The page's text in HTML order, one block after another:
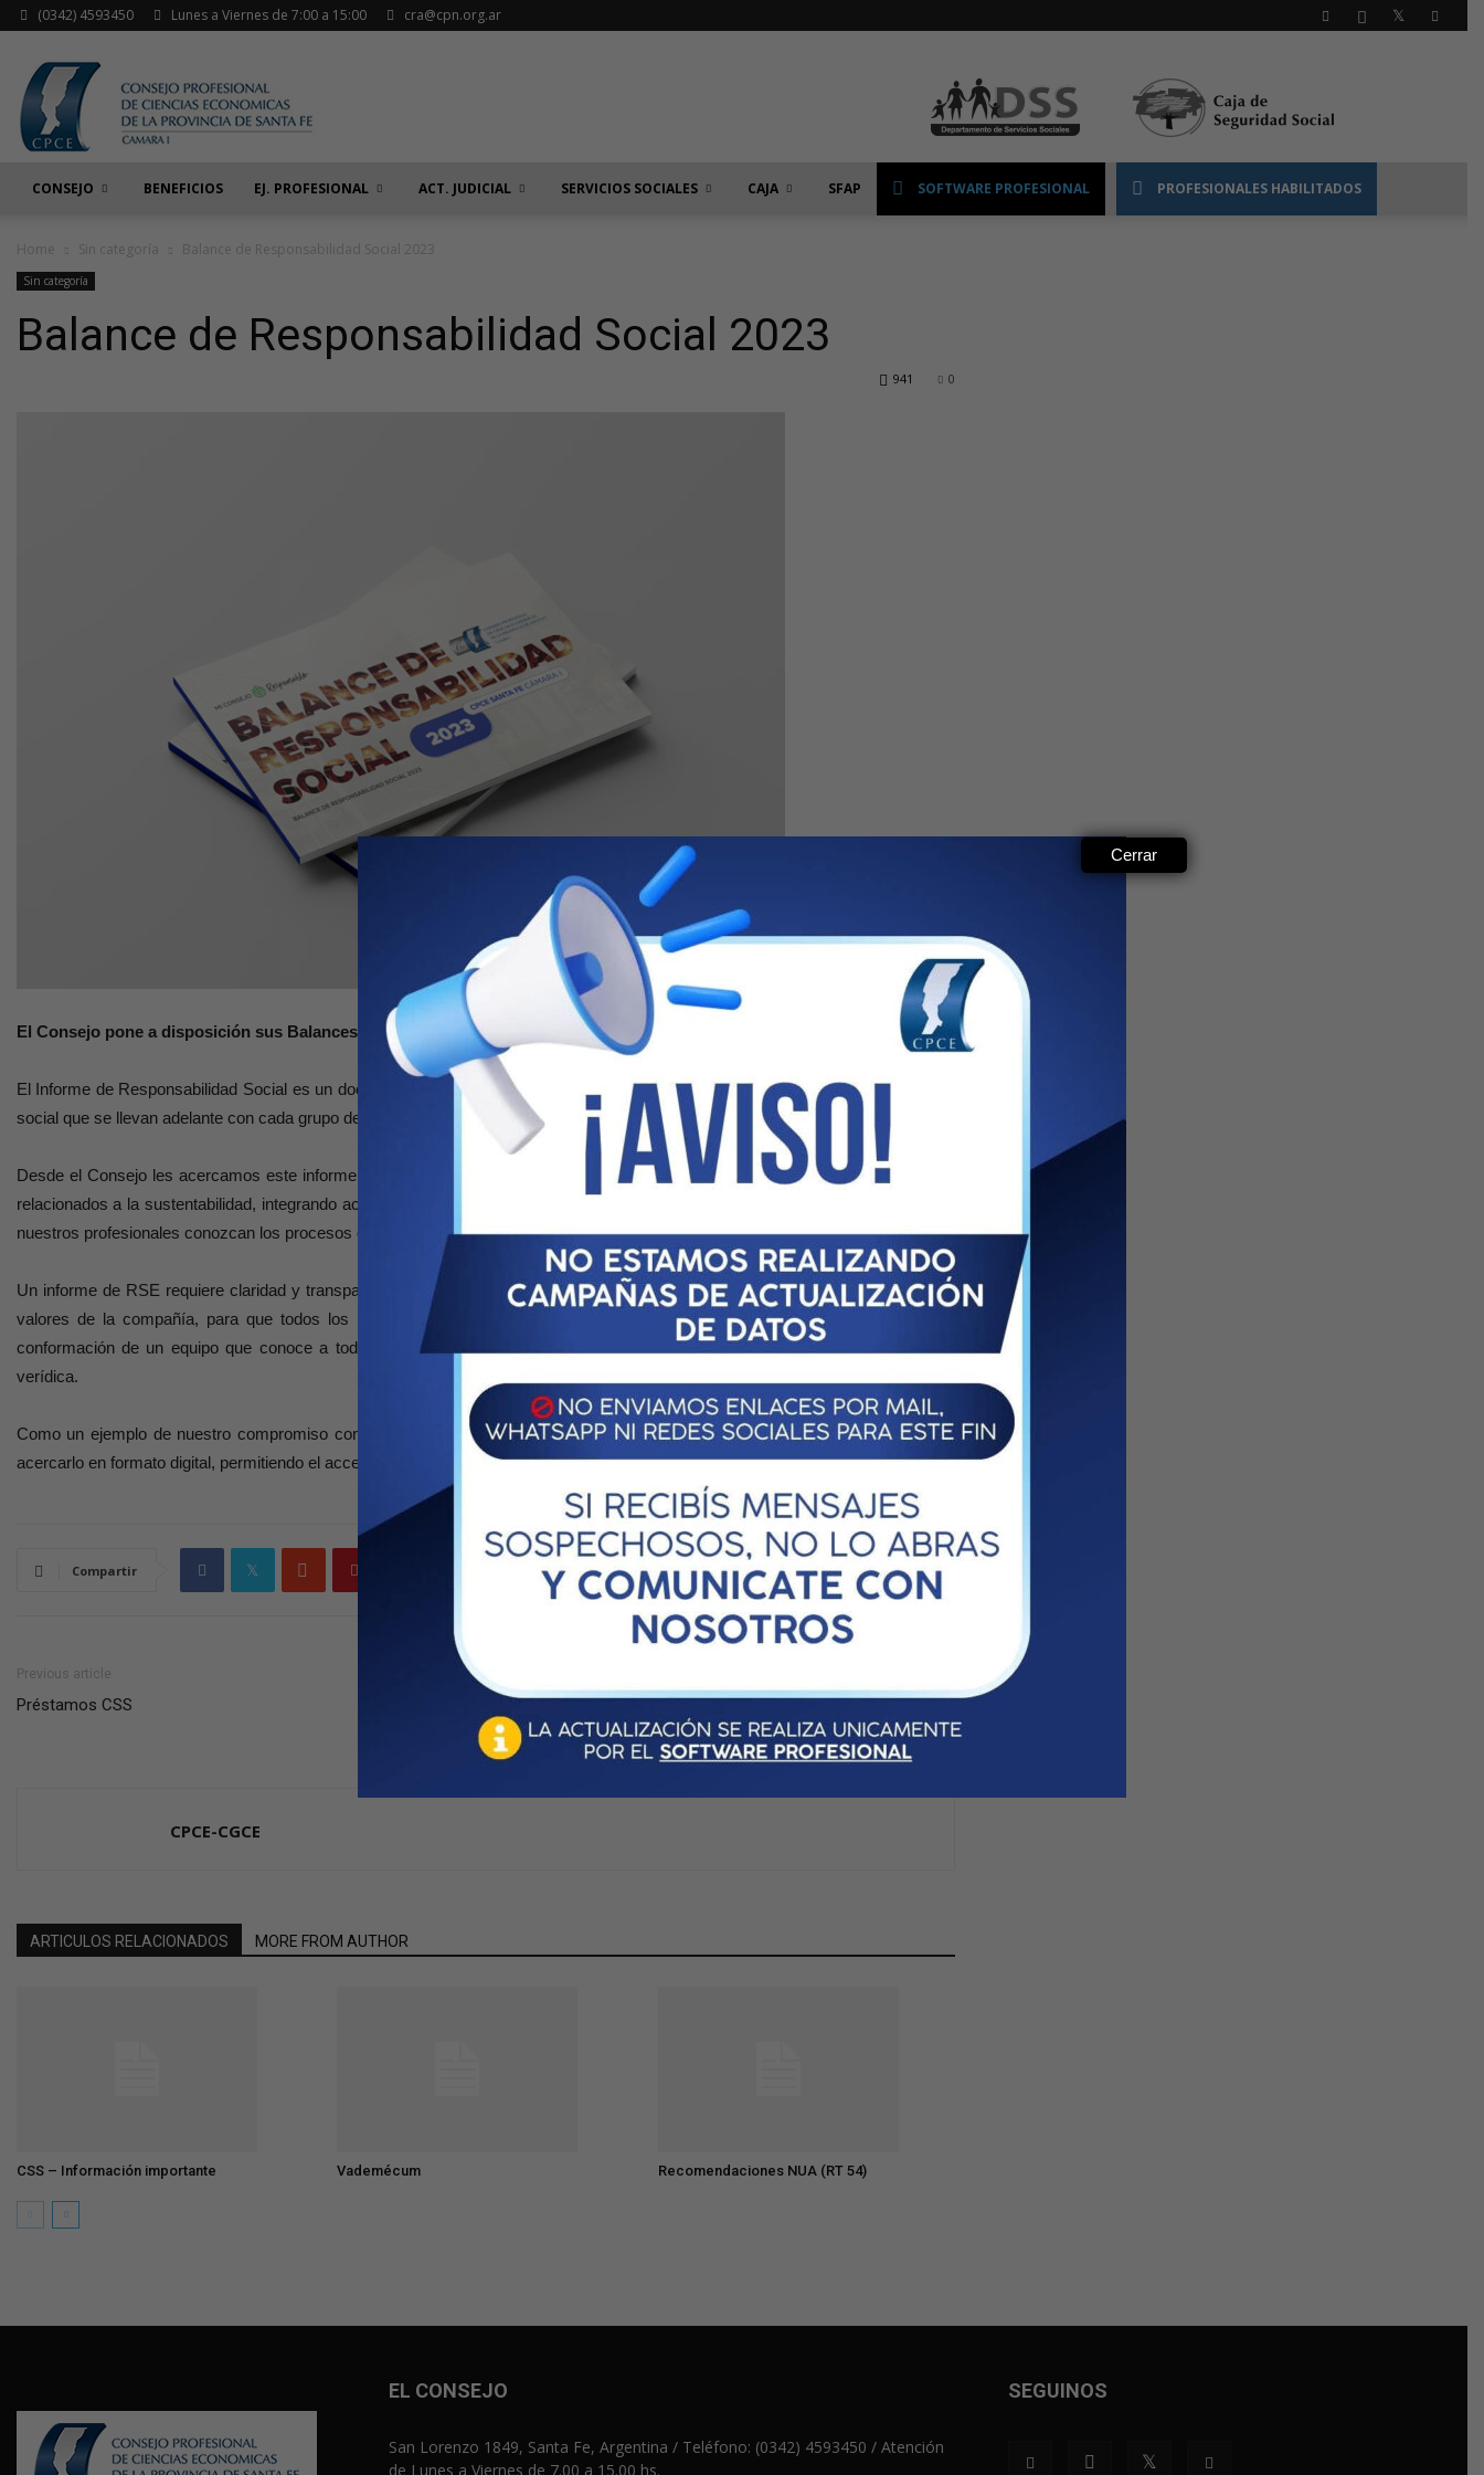
(0342) 4593450 Lunes a Viernes de 7:00 a 15:00 cra@cpn.org.ar
CONSEJO BENEFICIOS EJ. PROFESIONAL ACT. JUDICIAL SERVICIOS SOCIALES CAJA SFAP SOFTWARE PROFESIONAL PROFESIONALES HABILITADOS
Home Sin categoría Balance de Responsabilidad Social 2023
Sin categoría
Balance de Responsabilidad Social 2023
0
941
El Consejo pone a disposición sus Balances Sociales
El Informe de Responsabilidad Social es un documento que permite reportar públicamente todas las prácticas de responsabilidad
social que se llevan adelante con cada grupo de interés. Es un medio de rendición de cuentas a la sociedad.
Desde el Consejo les acercamos este informe como una manera de dar a conocer la estrategia de nuestra institución en temas
relacionados a la sustentabilidad, integrando acciones sociales y ambientales en nuestras actividades cotidianas. Queremos que
nuestros profesionales conozcan los procesos de la organización y así poder tener una visión más amplia de la misma.
Un informe de RSE requiere claridad y transparencia en la información, así como veracidad y coherencia con la estrategia y los
valores de la compañía, para que todos los interesados lo puedan consultar. Nuestra dinámica de trabajo fue a partir de la
conformación de un equipo que conoce a todas las áreas de la institución, para poder reunir toda la información necesaria y
verídica.
Como un ejemplo de nuestro compromiso con el medio ambiente es que decidimos no imprimir este informe en papel sino en
acercarlo en formato digital, permitiendo el acceso a través de nuestra página webAQUÍ
Compartir
Previous article
Préstamos CSS
ECONOMÍA – Crece el optimismo de las pymes, pero
reclaman una reforma tributaria
CPCE-CGCE
ARTICULOS RELACIONADOS MORE FROM AUTHOR
CSS – Información importante Vademécum Recomendaciones NUA (RT 54)
EL CONSEJO
San Lorenzo 1849, Santa Fe, Argentina / Teléfono: (0342) 4593450 / Atención
de Lunes a Viernes de 7.00 a 15.00 hs.
SEGUINOS
Cerrar